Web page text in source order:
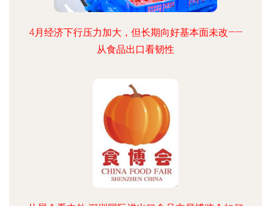
4月经济下行压力加大，但长期向好基本面未改——
从食品出口看韧性